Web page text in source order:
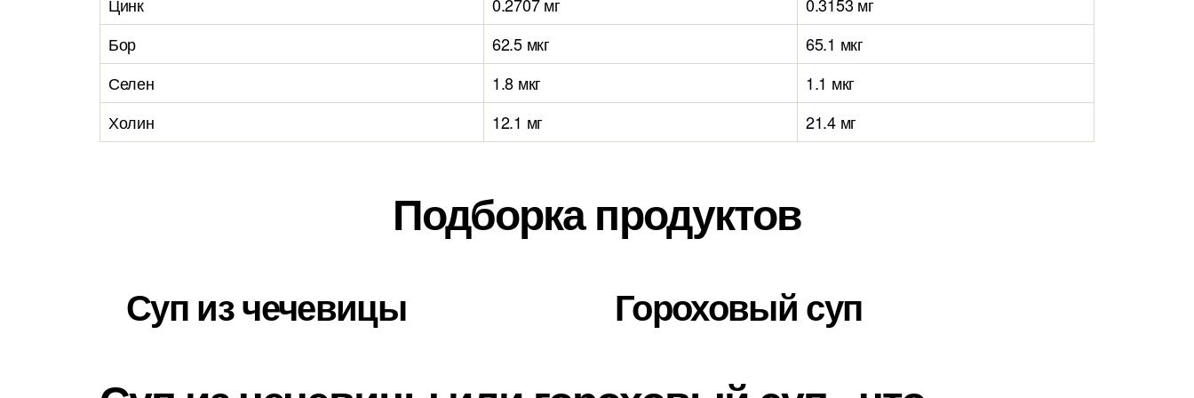
Бор
62.5 мкг
65.1 мкг
Селен
1.8 мкг
1.1 мкг
Холин
12.1 мг 21.4 мг
Подборка продуктов
Суп из чечевицы Гороховый суп